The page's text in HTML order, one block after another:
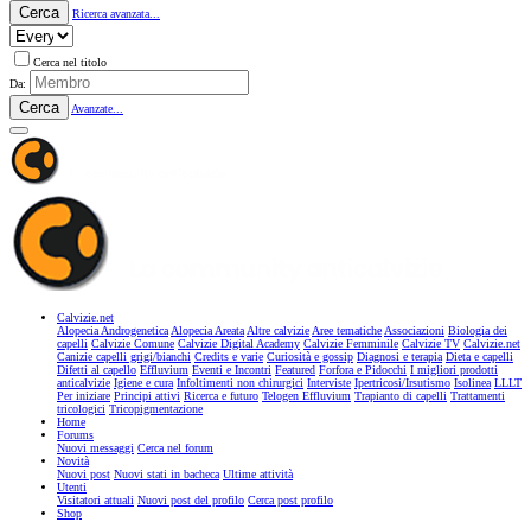
Cerca Ricerca avanzata...
Cerca nel titolo
Da:
Cerca Avanzate...
Calvizie.net
Alopecia AndrogeneticaAlopecia AreataAltre calvizieAree tematicheAssociazioni Biologia dei
capelli Calvizie Comune Calvizie Digital Academy Calvizie Femminile Calvizie TV Calvizie.net
Canizie capelli grigi/bianchi Credits e varie Curiosità e gossip Diagnosi e terapia Dieta e capelli
Difetti al capello Effluvium Eventi e Incontri Featured Forfora e Pidocchi I migliori prodotti
anticalvizie Igiene e cura Infoltimenti non chirurgici Interviste Ipertricosi/Irsutismo Isolinea LLLT
Per iniziare Principi attivi Ricerca e futuro Telogen Effluvium Trapianto di capelli Trattamenti
tricologici Tricopigmentazione
Home
Forums
Nuovi messaggi Cerca nel forum
Novità
Nuovi post Nuovi stati in bacheca Ultime attività
Utenti
Visitatori attuali Nuovi post del profilo Cerca post profilo
Shop